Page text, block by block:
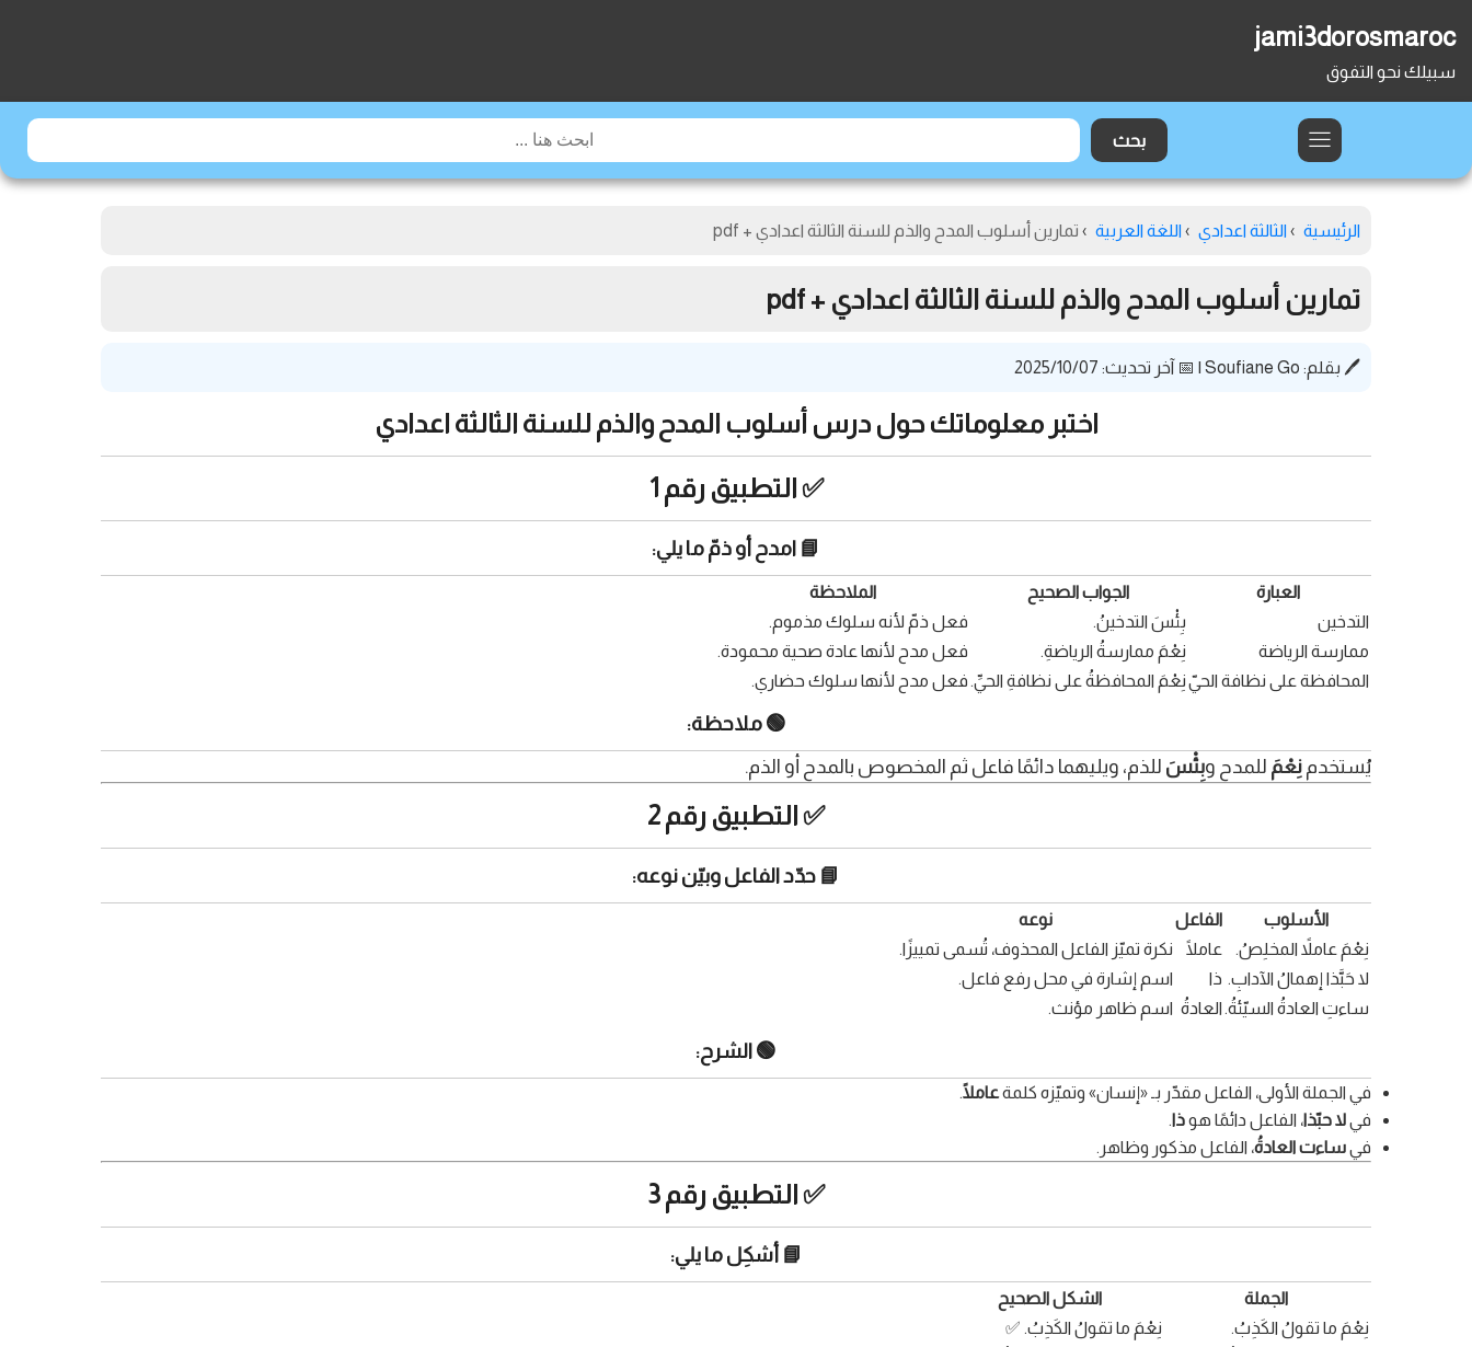
jami3dorosmaroc
سبيلك نحو التفوق
الرئيسية › الثالثة اعدادي › اللغة العربية › تمارين أسلوب المدح والذم للسنة الثالثة اعدادي + pdf
تمارين أسلوب المدح والذم للسنة الثالثة اعدادي + pdf
🖊️ بقلم: Soufiane Go
| 📅 آخر تحديث: 2025/10/07
اختبر معلوماتك حول درس أسلوب المدح والذم للسنة الثالثة اعدادي
✅ التطبيق رقم 1
📘 امدح أو ذمّ ما يلي:
العبارة الجواب الصحيح
الملاحظة
التدخين
بِئْسَ التدخينُ.
فعل ذمّ لأنه سلوك مذموم.
ممارسة الرياضة
نِعْمَ ممارسةُ الرياضةِ.
فعل مدح لأنها عادة صحية محمودة.
المحافظة على نظافة الحيّنِعْمَ المحافظةُ على نظافةِ الحيِّ. فعل مدح لأنها سلوك حضاري.
🟢 ملاحظة:
يُستخدمنِعْمَ للمدح وبِئْسَ للذم، ويليهما دائمًا فاعل ثم المخصوص بالمدح أو الذم.
✅ التطبيق رقم 2
📘 حدّد الفاعل وبيّن نوعه:
الأسلوب الفاعل
نوعه
نِعْمَ عاملاً المخلِصُ.
عاملًا
نكرة تميّز الفاعل المحذوف، تُسمى تمييزًا.
لا حَبَّذا إهمالُ الآدابِ. ذا
اسم إشارة في محل رفع فاعل.
ساءتِ العادةُ السيّئةُ. العادةُ اسم ظاهر مؤنث.
🟢 الشرح:
في الجملة الأولى، الفاعل مقدّر بـ «إنسان» وتميّزه كلمةعاملًا.
فيلا حبّذا، الفاعل دائمًا هوذا.
فيساءت العادةُ، الفاعل مذكور وظاهر.
✅ التطبيق رقم 3
📘 أشكِل ما يلي:
الجملة
الشكل الصحيح
نِعْمَ ما تقولُ الكَذِبُ.
نِعْمَ ما تقولُ الكَذِبُ. ✅